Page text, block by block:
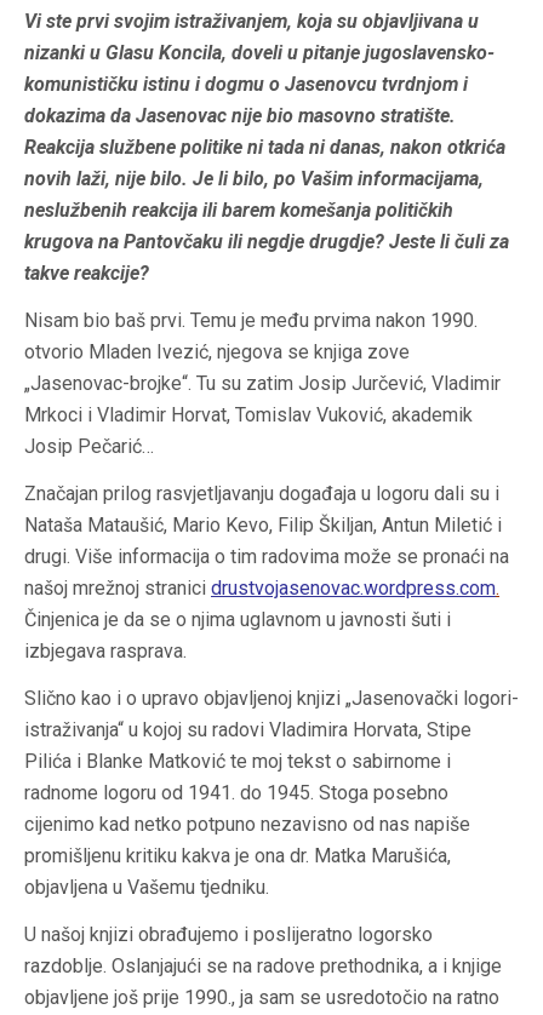
Vi ste prvi svojim istraživanjem, koja su objavljivana u
nizanki u Glasu Koncila, doveli u pitanje jugoslavensko-
komunističku istinu i dogmu o Jasenovcu tvrdnjom i
dokazima da Jasenovac nije bio masovno stratište.
Reakcija službene politike ni tada ni danas, nakon otkrića
novih laži, nije bilo. Je li bilo, po Vašim informacijama,
neslužbenih reakcija ili barem komešanja političkih
krugova na Pantovčaku ili negdje drugdje? Jeste li čuli za
takve reakcije?
Nisam bio baš prvi. Temu je među prvima nakon 1990.
otvorio Mladen Ivezić, njegova se knjiga zove
„Jasenovac-brojke“. Tu su zatim Josip Jurčević, Vladimir
Mrkoci i Vladimir Horvat, Tomislav Vuković, akademik
Josip Pečarić…
Značajan prilog rasvjetljavanju događaja u logoru dali su i
Nataša Mataušić, Mario Kevo, Filip Škiljan, Antun Miletić i
drugi. Više informacija o tim radovima može se pronaći na
našoj mrežnoj stranici drustvojasenovac.wordpress.com.
Činjenica je da se o njima uglavnom u javnosti šuti i
izbjegava rasprava.
Slično kao i o upravo objavljenoj knjizi „Jasenovački logori-
istraživanja“ u kojoj su radovi Vladimira Horvata, Stipe
Pilića i Blanke Matković te moj tekst o sabirnome i
radnome logoru od 1941. do 1945. Stoga posebno
cijenimo kad netko potpuno nezavisno od nas napiše
promišljenu kritiku kakva je ona dr. Matka Marušića,
objavljena u Vašemu tjedniku.
U našoj knjizi obrađujemo i poslijeratno logorsko
razdoblje. Oslanjajući se na radove prethodnika, a i knjige
objavljene još prije 1990., ja sam se usredotočio na ratno